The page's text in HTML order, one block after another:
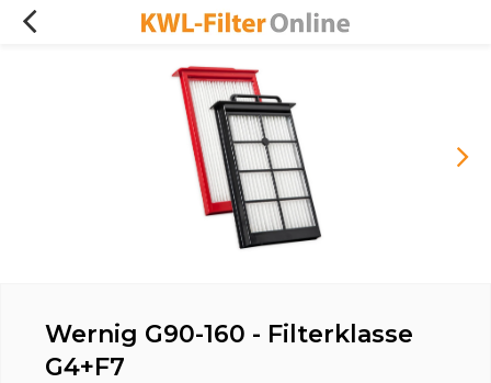
Wernig G90-160 - Filterklasse
G4+F7